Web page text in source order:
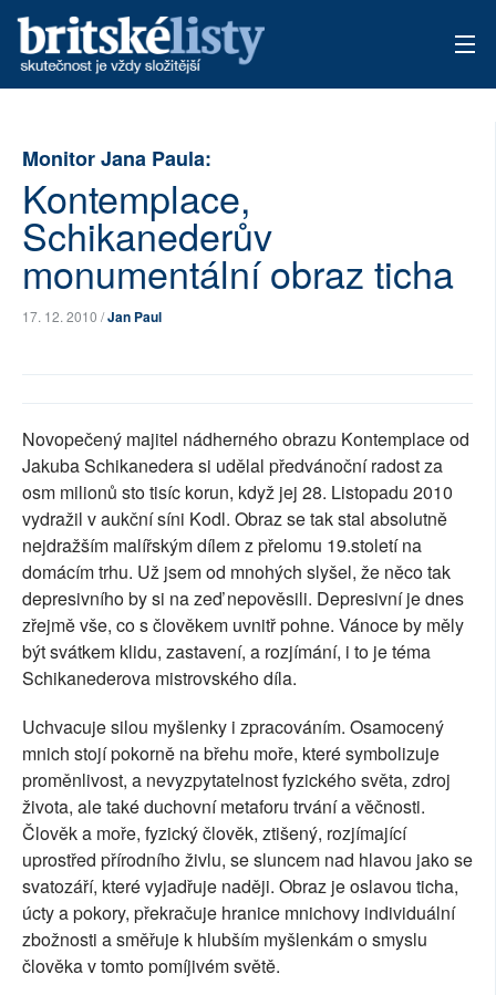
ARCHIV
TÉMATA
AUTOŘI
PŘÍSPĚVKY NA PROVOZ
Monitor Jana Paula:
Kontemplace,
Schikanederův
monumentální obraz ticha
17. 12. 2010 /Jan Paul
Novopečený majitel nádherného obrazu Kontemplace od
Jakuba Schikanedera si udělal předvánoční radost za
osm milionů sto tisíc korun, když jej 28. Listopadu 2010
vydražil v aukční síni Kodl. Obraz se tak stal absolutně
nejdražším malířským dílem z přelomu 19.století na
domácím trhu. Už jsem od mnohých slyšel, že něco tak
depresivního by si na zeď nepověsili. Depresivní je dnes
zřejmě vše, co s člověkem uvnitř pohne. Vánoce by měly
být svátkem klidu, zastavení, a rozjímání, i to je téma
Schikanederova mistrovského díla.
Uchvacuje silou myšlenky i zpracováním. Osamocený
mnich stojí pokorně na břehu moře, které symbolizuje
proměnlivost, a nevyzpytatelnost fyzického světa, zdroj
života, ale také duchovní metaforu trvání a věčnosti.
Člověk a moře, fyzický člověk, ztišený, rozjímající
uprostřed přírodního živlu, se sluncem nad hlavou jako se
svatozáří, které vyjadřuje naději. Obraz je oslavou ticha,
úcty a pokory, překračuje hranice mnichovy individuální
zbožnosti a směřuje k hlubším myšlenkám o smyslu
člověka v tomto pomíjivém světě.